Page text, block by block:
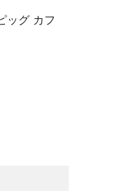
ッグ カフ